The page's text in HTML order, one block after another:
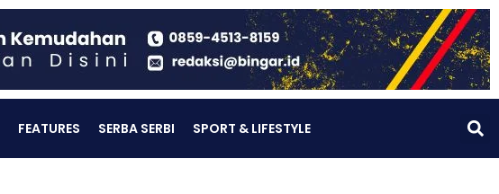
FEATURES SERBA SERBI SPORT & LIFESTYLE